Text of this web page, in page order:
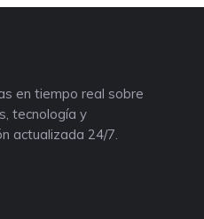
en tiempo real sobre
tecnología y
actualizada 24/7.